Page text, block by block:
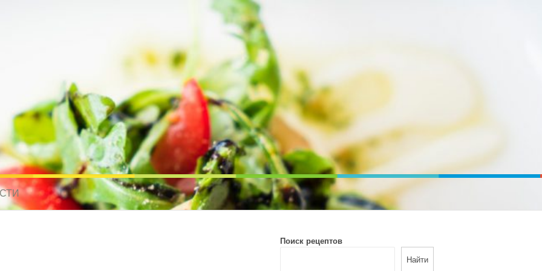
рецепты для всех
РЕЦЕПТЫ ДЛЯ МУЛЬТИВАРКИ. РЕЦЕПТЫ ДЛЯ МИКРОВОЛНОВОЙ ПЕЧИ. ДИЕТИЧЕСКОЕ ПИТАНИЕ
Поиск рецептов
Найти